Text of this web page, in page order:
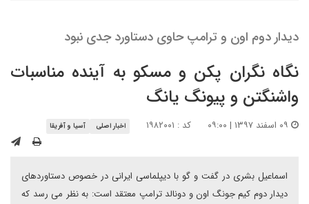
دیدار دوم اون و ترامپ حاوی دستاورد جدی نبود
نگاه نگران پکن و مسکو به آینده مناسبات
واشنگتن و پیونگ یانگ
کد : ۱۹۸۲۰۰۱ اخبار اصلی آسیا و آفریقا
اسماعیل بشری در گفت و گو با دیپلماسی ایرانی در خصوص دستاوردهای
دیدار دوم کیم جونگ اون و دونالد ترامپ معتقد است: به نظر می رسد که